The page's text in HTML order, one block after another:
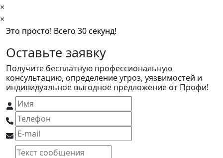
×
×
Это просто! Всего 30 секунд!
Оставьте заявку
Получите бесплатную профессиональную
консультацию, определение угроз, уязвимостей и
индивидуальное выгодное предложение от Профи!